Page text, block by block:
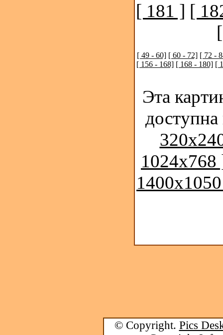
[ 181 ] [
[ 49 - 60] [ 60 - 72] [ 72 -
[ 156 - 168] [ 168 - 180] [
Эта
1024x768
© Copyright. Pics